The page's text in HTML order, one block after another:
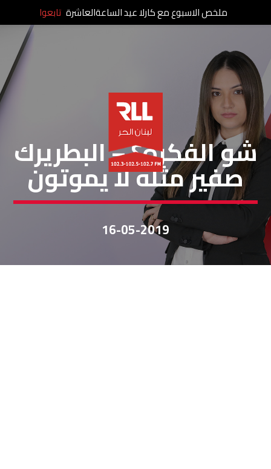
شو الفكرة
شو الفكرة؟ – البطريرك
صفير مثله لا يموتون
16-05-2019
ملخص الاسبوع مع كارلا عيد الساعةالعاشرة تابعوا